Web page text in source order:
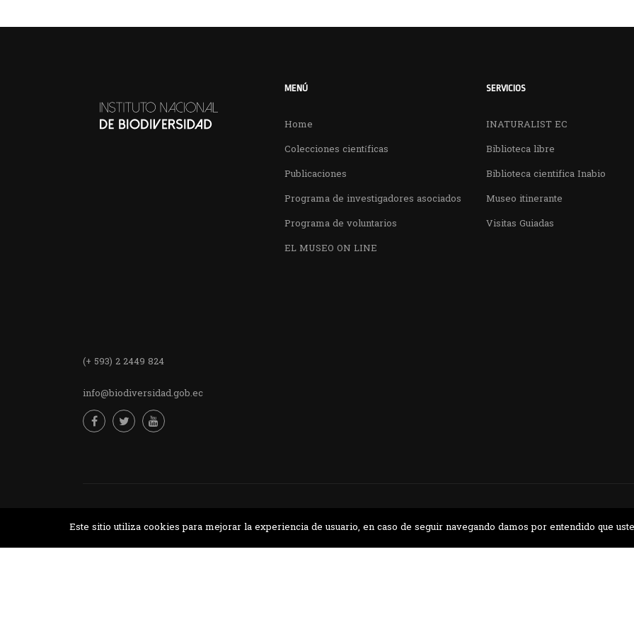
(+ 593) 2 2449 824
info@biodiversidad.gob.ec
MENÚ
Home
Colecciones científicas
Publicaciones
Programa de investigadores asociados
Programa de voluntarios
EL MUSEO ON LINE
SERVICIOS
INATURALIST EC
Biblioteca libre
Biblioteca cientifica Inabio
Museo itinerante
Visitas Guiadas
Este sitio utiliza cookies para mejorar la experiencia de usuario, en caso de seguir navegando damos por entendido que